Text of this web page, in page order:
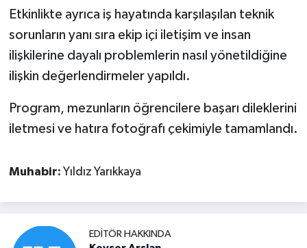
Etkinlikte ayrıca iş hayatında karşılaşılan teknik
sorunların yanı sıra ekip içi iletişim ve insan
ilişkilerine dayalı problemlerin nasıl yönetildiğine
ilişkin değerlendirmeler yapıldı.
Program, mezunların öğrencilere başarı dileklerini
iletmesi ve hatıra fotoğrafı çekimiyle tamamlandı.
Muhabir: Yıldız Yarıkkaya
EDITÖR HAKKINDA